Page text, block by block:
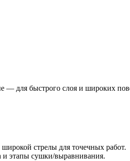
— для быстрого слоя и широких
стрелы для точечных работ.
и этапы сушки/выравнивания.